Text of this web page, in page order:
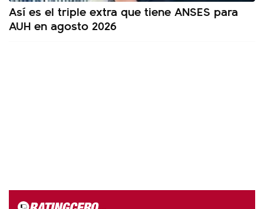
Así es el triple extra que tiene ANSES para
AUH en agosto 2026